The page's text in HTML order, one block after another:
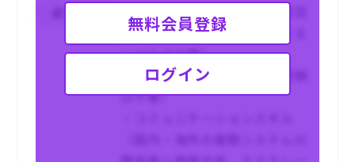
・英語（海外ユーザーとの電話
会議等もあるため、会話できる
レベルが必要）
・ITサポート経験（※開発経験
は不要）
無料会員登録
ログイン